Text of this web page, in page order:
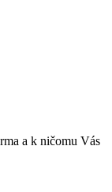
a k ničomu Vás